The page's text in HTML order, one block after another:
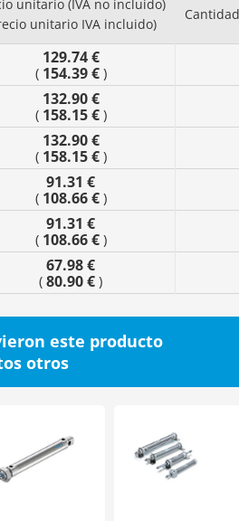
unitario (IVA no incluido)
unitario IVA incluido)
129.74 €
( 154.39 €)
132.90 €
( 158.15 €)
132.90 €
( 158.15 €)
91.31 €
( 108.66 €)
91.31 €
( 108.66 €)
67.98 €
( 80.90 € )
este producto
otros